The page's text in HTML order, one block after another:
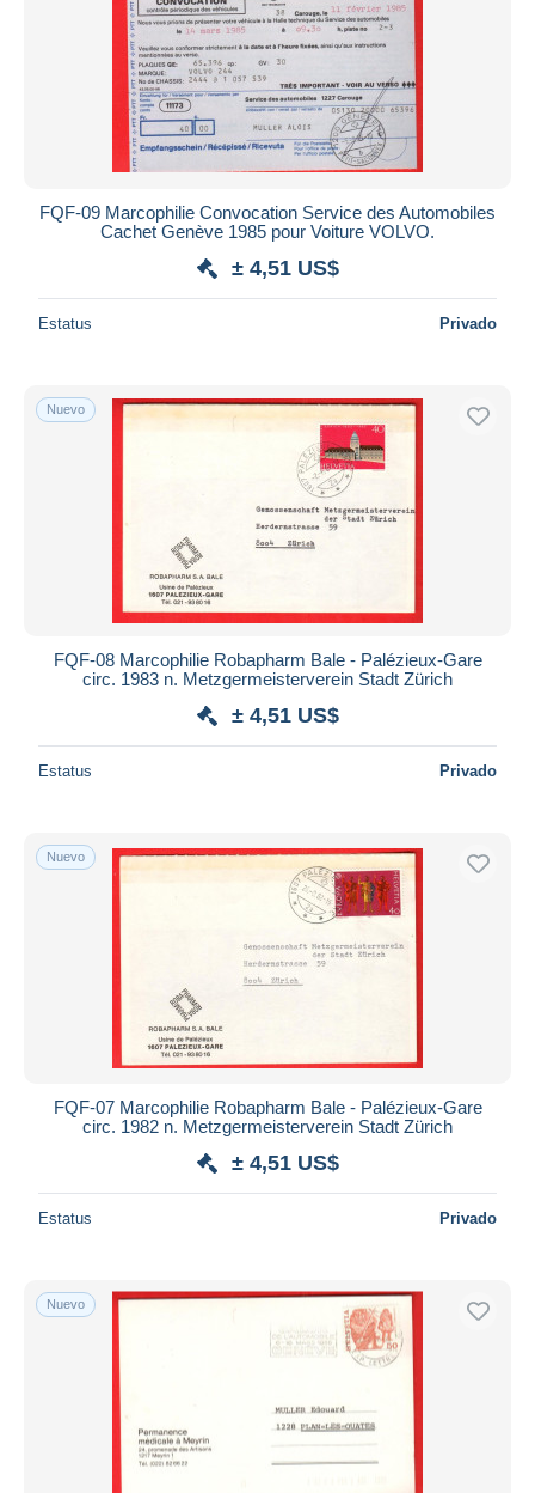
FQF-09 Marcophilie Convocation Service des Automobiles
Cachet Genève 1985 pour Voiture VOLVO.
± 4,51 US$
Estatus Privado
Nuevo
FQF-08 Marcophilie Robapharm Bale - Palézieux-Gare
circ. 1983 n. Metzgermeisterverein Stadt Zürich
± 4,51 US$
Estatus Privado
Nuevo
FQF-07 Marcophilie Robapharm Bale - Palézieux-Gare
circ. 1982 n. Metzgermeisterverein Stadt Zürich
± 4,51 US$
Estatus Privado
Nuevo